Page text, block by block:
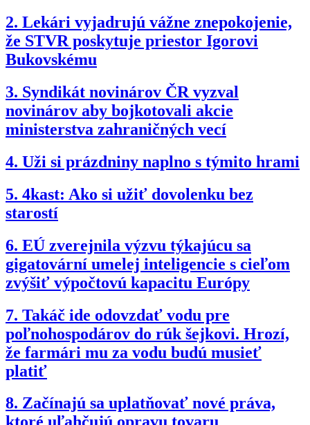
2. Lekári vyjadrujú vážne znepokojenie,
že STVR poskytuje priestor Igorovi
Bukovskému
3. Syndikát novinárov ČR vyzval
novinárov aby bojkotovali akcie
ministerstva zahraničných vecí
4. Uži si prázdniny naplno s týmito hrami
5. 4kast: Ako si užiť dovolenku bez
starostí
6. EÚ zverejnila výzvu týkajúcu sa
gigatovární umelej inteligencie s cieľom
zvýšiť výpočtovú kapacitu Európy
7. Takáč ide odovzdať vodu pre
poľnohospodárov do rúk šejkovi. Hrozí,
že farmári mu za vodu budú musieť
platiť
8. Začínajú sa uplatňovať nové práva,